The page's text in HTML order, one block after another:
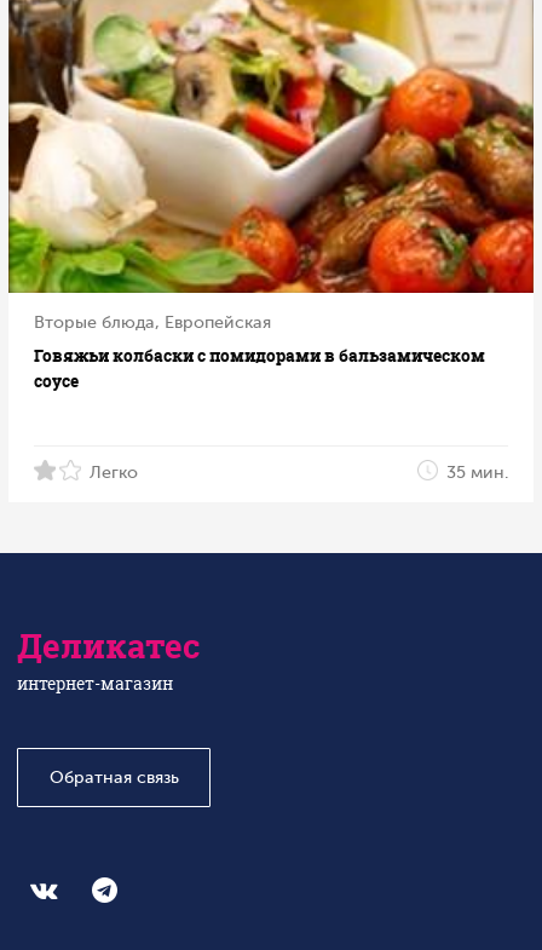
Вторые блюда, Европейская
Говяжьи колбаски с помидорами в бальзамическом
соусе
Легко 35 мин.
Деликатес
интернет-магазин
Обратная связь